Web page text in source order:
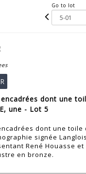
Go to lot
dont une
une - Lot 5
dont une toile
signée
René Houasse et
en bronze.